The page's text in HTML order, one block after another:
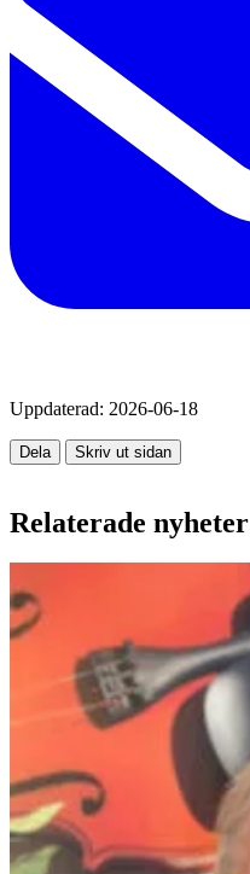
Uppdaterad: 2026-06-18
Dela Skriv ut sidan
Relaterade nyheter